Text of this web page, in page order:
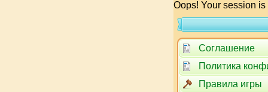
Oops! Your session
Соглашение
Политика
Правила игры